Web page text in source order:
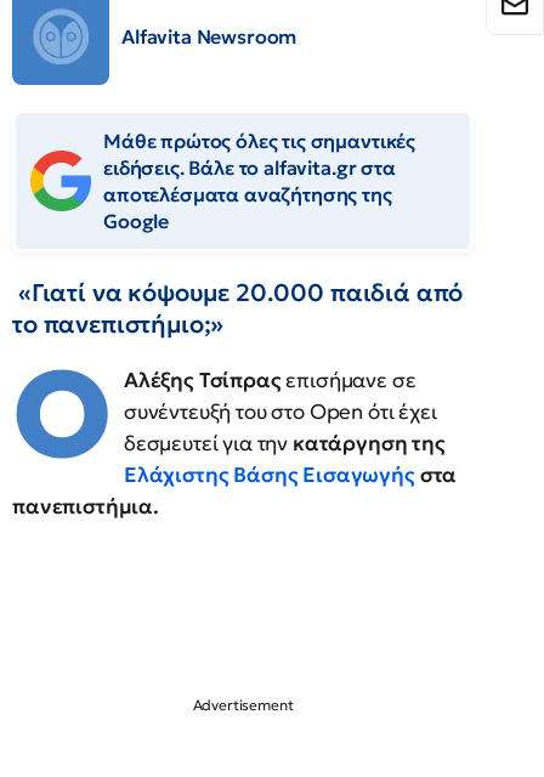
Alfavita Newsroom
Μάθε πρώτος όλες τις σημαντικές
ειδήσεις. Βάλε το alfavita.gr στα
αποτελέσματα αναζήτησης της
Google
«Γιατί να κόψουμε 20.000 παιδιά από
το πανεπιστήμιο;»
Ο Αλέξης Τσίπραςεπισήμανε σε
συνέντευξή του στο Open ότι έχει
δεσμευτεί για την κατάργηση της
Ελάχιστης Βάσης Εισαγωγήςστα
πανεπιστήμια.